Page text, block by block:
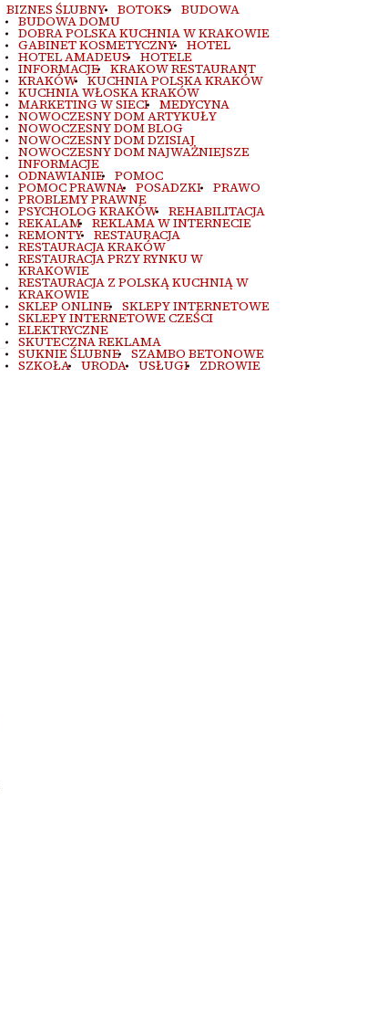
BIZNES ŚLUBNY BOTOKS BUDOWA
BUDOWA DOMU
DOBRA POLSKA KUCHNIA W KRAKOWIE
GABINET KOSMETYCZNY HOTEL
HOTEL AMADEUS HOTELE
INFORMACJE KRAKOW RESTAURANT
KRAKÓW KUCHNIA POLSKA KRAKÓW
KUCHNIA WŁOSKA KRAKÓW
MARKETING W SIECI MEDYCYNA
NOWOCZESNY DOM ARTYKUŁY
NOWOCZESNY DOM BLOG
NOWOCZESNY DOM DZISIAJ
NOWOCZESNY DOM NAJWAŻNIEJSZE
INFORMACJE
ODNAWIANIE POMOC
POMOC PRAWNA POSADZKI PRAWO
PROBLEMY PRAWNE
PSYCHOLOG KRAKÓW REHABILITACJA
REKALAM REKLAMA W INTERNECIE
REMONTY RESTAURACJA
RESTAURACJA KRAKÓW
RESTAURACJA PRZY RYNKU W
KRAKOWIE
RESTAURACJA Z POLSKĄ KUCHNIĄ W
KRAKOWIE
SKLEP ONLINE SKLEPY INTERNETOWE
SKLEPY INTERNETOWE CZEŚCI
ELEKTRYCZNE
SKUTECZNA REKLAMA
SUKNIE ŚLUBNE SZAMBO BETONOWE
SZKOŁA URODA USŁUGI ZDROWIE